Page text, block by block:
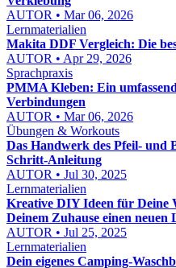
AUTOR • Mar 06, 2026
Lernmaterialien
Makita DDF Vergleich: Die
AUTOR • Apr 29, 2026
Sprachpraxis
PMMA Kleben: Ein
Verbindungen
AUTOR • Mar 06, 2026
Übungen & Workouts
Das Handwerk des Pfeil- und
Schritt-Anleitung
AUTOR • Jul 30, 2025
Lernmaterialien
Kreative DIY Ideen für Deine
Deinem Zuhause einen neuen
AUTOR • Jul 25, 2025
Lernmaterialien
Dein eigenes Camping-